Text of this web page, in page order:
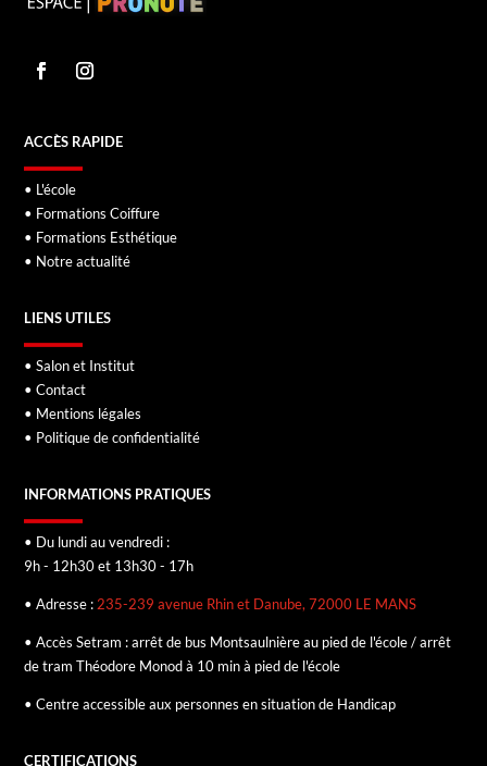
ACCÈS RAPIDE
• L'école
• Formations Coiffure
• Formations Esthétique
• Notre actualité
LIENS UTILES
• Salon et Institut
• Contact
• Mentions légales
• Politique de confidentialité
INFORMATIONS PRATIQUES
• Du lundi au vendredi :
9h - 12h30 et 13h30 - 17h
• Adresse :235-239 avenue Rhin et Danube, 72000 LE MANS
• Accès Setram : arrêt de bus Montsaulnière au pied de l'école / arrêt
de tram Théodore Monod à 10 min à pied de l'école
• Centre accessible aux personnes en situation de Handicap
CERTIFICATIONS